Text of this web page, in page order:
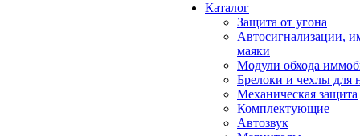
Каталог
Защита от угона
Автосигнализации,
маяки
Модули обхода
Брелоки и чехлы для
Механическая защита
Комплектующие
Автозвук